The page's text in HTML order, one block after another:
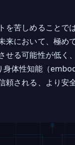
苦しめることで
において、極め
せる可能性が低く
身体性知能（
される、より安